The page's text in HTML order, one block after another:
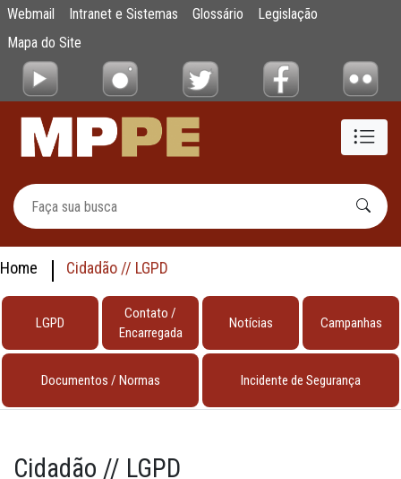
Pular para o Conteúdo principal
testes
Webmail Intranet e Sistemas Glossário
Legislação
Mapa do Site
Home Cidadão // LGPD
LGPD
Contato /
Encarregada
Notícias Campanhas
Documentos / Normas Incidente de Segurança
Cidadão // LGPD